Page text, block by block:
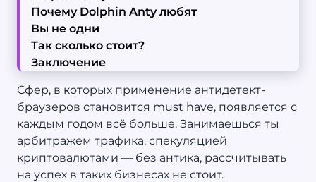
Почему Dolphin Anty любят
Вы не одни
Так сколько стоит?
Заключение
Сфер, в которых применение антидетект-
браузеров становится must have, появляется с
каждым годом всё больше. Занимаешься ты
арбитражем трафика, спекуляцией
криптовалютами — без антика, рассчитывать
на успех в таких бизнесах не стоит.